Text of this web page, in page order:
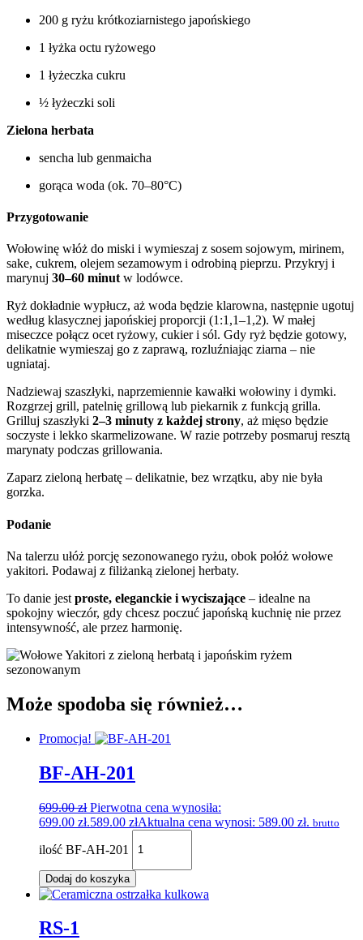
200 g ryżu krótkoziarnistego japońskiego
1 łyżka octu ryżowego
1 łyżeczka cukru
½ łyżeczki soli
Zielona herbata
sencha lub genmaicha
gorąca woda (ok. 70–80°C)
Przygotowanie
Wołowinę włóż do miski i wymieszaj z sosem sojowym, mirinem,
sake, cukrem, olejem sezamowym i odrobiną pieprzu. Przykryj i
marynuj 30–60 minut w lodówce.
Ryż dokładnie wypłucz, aż woda będzie klarowna, następnie ugotuj
według klasycznej japońskiej proporcji (1:1,1–1,2). W małej
miseczce połącz ocet ryżowy, cukier i sól. Gdy ryż będzie gotowy,
delikatnie wymieszaj go z zaprawą, rozluźniając ziarna – nie
ugniataj.
Nadziewaj szaszłyki, naprzemiennie kawałki wołowiny i dymki.
Rozgrzej grill, patelnię grillową lub piekarnik z funkcją grilla.
Grilluj szaszłyki 2–3 minuty z każdej strony, aż mięso będzie
soczyste i lekko skarmelizowane. W razie potrzeby posmaruj resztą
marynaty podczas grillowania.
Zaparz zieloną herbatę – delikatnie, bez wrzątku, aby nie była
gorzka.
Podanie
Na talerzu ułóż porcję sezonowanego ryżu, obok połóż wołowe
yakitori. Podawaj z filiżanką zielonej herbaty.
To danie jest proste, eleganckie i wyciszające – idealne na
spokojny wieczór, gdy chcesz poczuć japońską kuchnię nie przez
intensywność, ale przez harmonię.
Może spodoba się również…
Promocja!
BF-AH-201
699.00zł Pierwotna cena wynosiła:
699.00 zł.589.00 złAktualna cena wynosi: 589.00 zł. brutto
ilość BF-AH-201
Dodaj do koszyka
RS-1